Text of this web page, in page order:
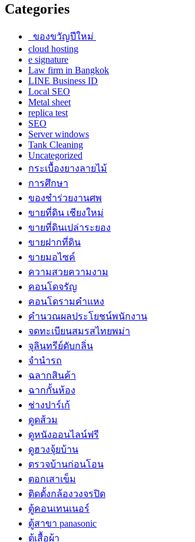
Categories
ของขวัญปีใหม่
cloud hosting
e signature
Law firm in Bangkok
LINE Business ID
Local SEO
Metal sheet
replica test
SEO
Server windows
Tank Cleaning
Uncategorized
กระเบื้องยางลายไม้
การศึกษา
ของชำร่วยงานศพ
ขายที่ดิน เชียงใหม่
ขายที่ดินเปล่าระยอง
ขายฝากที่ดิน
ขายมอไซค์
ความสวยความงาม
คอนโดจรัญ
คอนโดรามคำแหง
คำนวณผลประโยชน์พนักงาน
จดทะเบียนสมรสไทยพม่า
จุลินทรีย์ดับกลิ่น
จํานํารถ
ฉลากสินค้า
ฉากกั้นห้อง
ช่างปาร์เก้
ดูดส้วม
ดูหนังออนไลน์ฟรี
ดูฮวงจุ้ยบ้าน
ตรวจบ้านก่อนโอน
ตอกเสาเข็ม
ติดตั้งกล้องวงจรปิด
ตู้คอนเทนเนอร์
ตู้สาขา panasonic
ตู้เสื้อผ้า